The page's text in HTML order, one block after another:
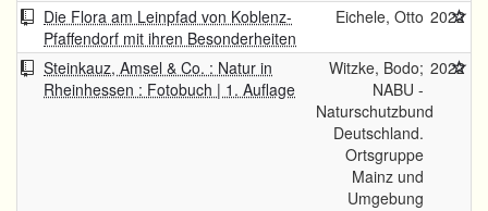
Die Flora am Leinpfad von Koblenz-
Pfaffendorf mit ihren Besonderheiten
Eichele, Otto 2022
Steinkauz, Amsel & Co. : Natur in
Rheinhessen : Fotobuch | 1. Auflage
Witzke, Bodo;
NABU -
Naturschutzbund
Deutschland.
Ortsgruppe
Mainz und
Umgebung
2022